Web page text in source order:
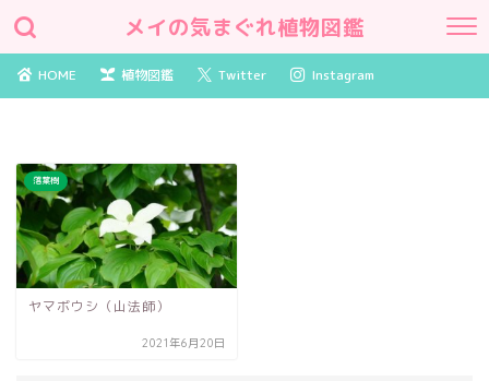
メイの気まぐれ植物図鑑
HOME 植物図鑑 Twitter Instagram
落葉樹
ヤマボウシ（山法師）
2021年6月20日